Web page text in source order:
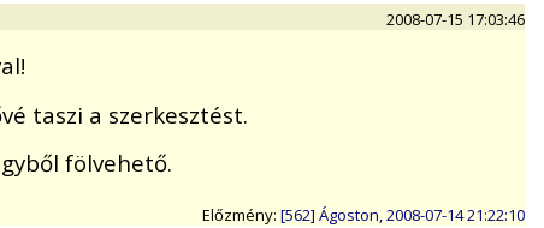
2008-07-15 17:03:46
taszi a szerkesztést.
fölvehető.
Előzmény: [562] Ágoston, 2008-07-14 21:22:10